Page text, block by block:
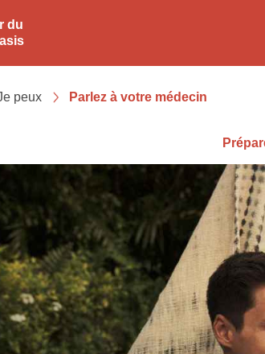
du
peux Parlez à votre médecin